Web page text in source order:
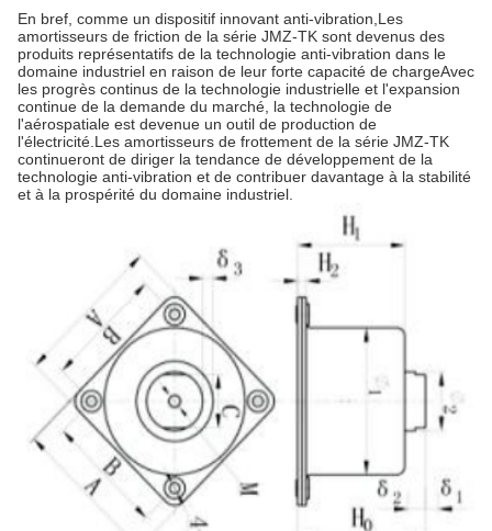
En bref, comme un dispositif innovant anti-vibration,Les
amortisseurs de friction de la série JMZ-TK sont devenus des
produits représentatifs de la technologie anti-vibration dans le
domaine industriel en raison de leur forte capacité de chargeAvec
les progrès continus de la technologie industrielle et l'expansion
continue de la demande du marché, la technologie de
l'aérospatiale est devenue un outil de production de
l'électricité.Les amortisseurs de frottement de la série JMZ-TK
continueront de diriger la tendance de développement de la
technologie anti-vibration et de contribuer davantage à la stabilité
et à la prospérité du domaine industriel.